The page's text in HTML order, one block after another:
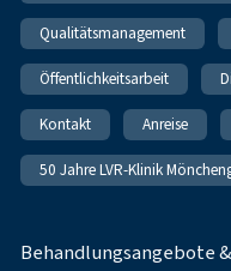
Qualitätsmanagement
Öffentlichkeitsarbeit
Kontakt Anreise
50 Jahre LVR-Klinik
Behandlungsangebote